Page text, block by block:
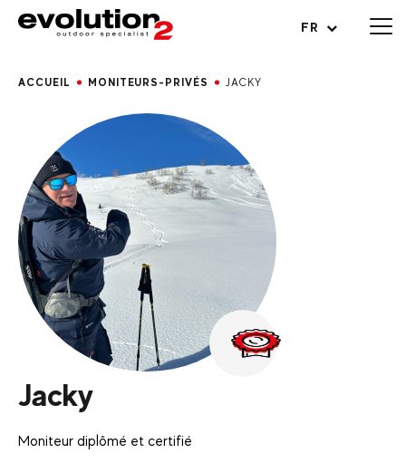
FR
Ouvrir le menu
ACCUEIL MONITEURS-PRIVÉS JACKY
Jacky
Moniteur diplômé et certifié